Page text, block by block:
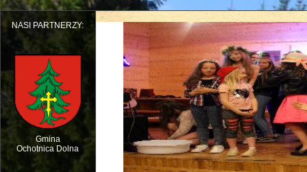
NASI PARTNERZY:
Gmina
Ochotnica Dolna